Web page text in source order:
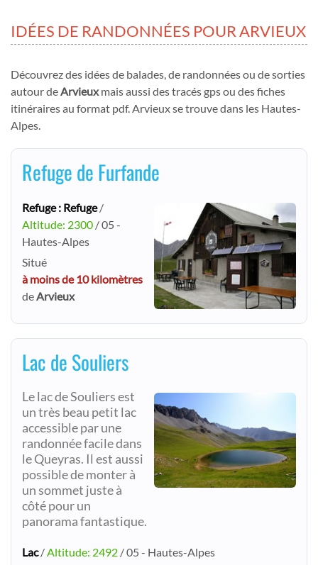
IDÉES DE RANDONNÉES POUR ARVIEUX
Découvrez des idées de balades, de randonnées ou de sorties
autour deArvieuxmais aussi des tracés gps ou des fiches
itinéraires au format pdf. Arvieux se trouve dans les Hautes-
Alpes.
Refuge de Furfande
Refuge : Refuge/
Altitude: 2300 / 05 -
Hautes-Alpes
Situé
à moins de 10 kilomètres
deArvieux
Lac de Souliers
Le lac de Souliers est
un très beau petit lac
accessible par une
randonnée facile dans
le Queyras. Il est aussi
possible de monte r à
un sommet juste à
côté pour un
panorama fantastique.
Lac/Altitude: 2492 / 05 - Hautes-Alpes